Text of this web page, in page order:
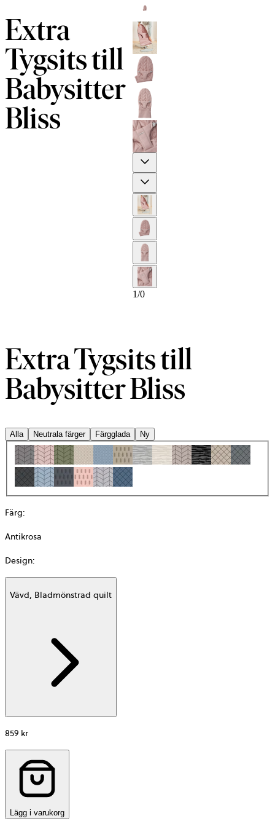
Extra
Tygsits till
Babysitter
Bliss
1/0
Extra Tygsits till
Babysitter Bliss
Alla Neutrala färger Färgglada Ny
Färg:
Antikrosa
Design:
Vävd, Bladmönstrad quilt
859 kr
Lägg i varukorg